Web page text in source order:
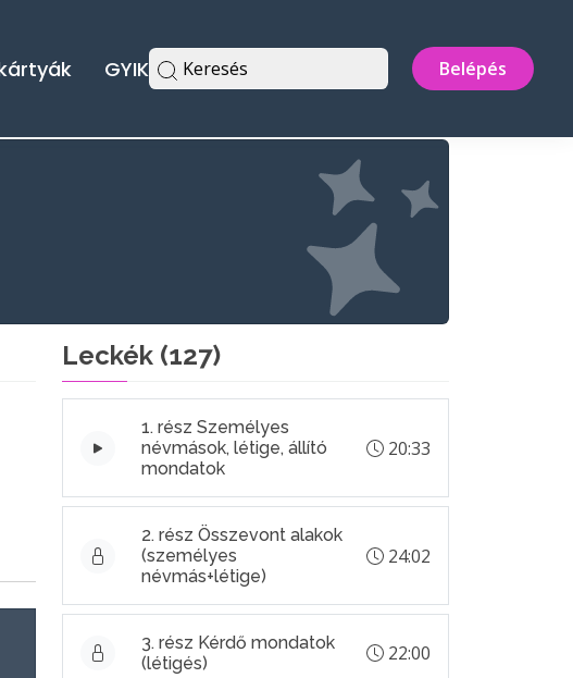
GYIK Keresés Belépés
Leckék (127)
1. rész Személyes
névmások, létige, állító
mondatok
20:33
2. rész Összevont alakok
(személyes
névmás+létige)
24:02
3. rész Kérdő mondatok
(létigés)
22:00